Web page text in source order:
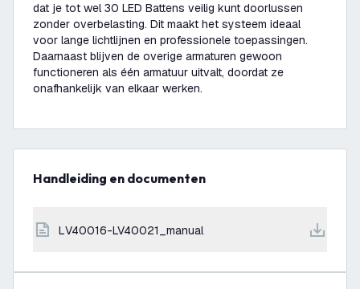
dat je tot wel 30 LED Battens veilig kunt doorlussen
zonder overbelasting. Dit maakt het systeem ideaal
voor lange lichtlijnen en professionele toepassingen.
Daarnaast blijven de overige armaturen gewoon
functioneren als één armatuur uitvalt, doordat ze
onafhankelijk van elkaar werken.
Handleiding en documenten
LV40016-LV40021_manual